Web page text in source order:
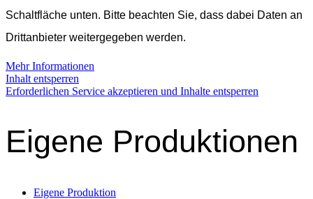
Schaltfläche unten. Bitte beachten Sie, dass dabei Daten an
Drittanbieter weitergegeben werden.
Mehr Informationen
Inhalt entsperren
Erforderlichen Service akzeptieren und Inhalte entsperren
Eigene Produktionen
Eigene Produktion